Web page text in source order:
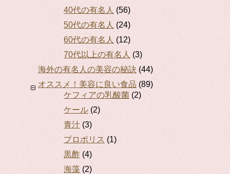
40代の有名人 (56)
50代の有名人 (24)
60代の有名人 (12)
70代以上の有名人 (3)
海外の有名人の美容の秘訣 (44)
オススメ！美容に良い食品 (89)
ケフィアの乳酸菌 (2)
ケール (2)
青汁 (3)
プロポリス (1)
黒酢 (4)
海藻 (2)